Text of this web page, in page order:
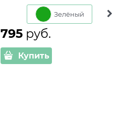
высоких грядок 801-023-4
Зелёный
795 руб.
Купить